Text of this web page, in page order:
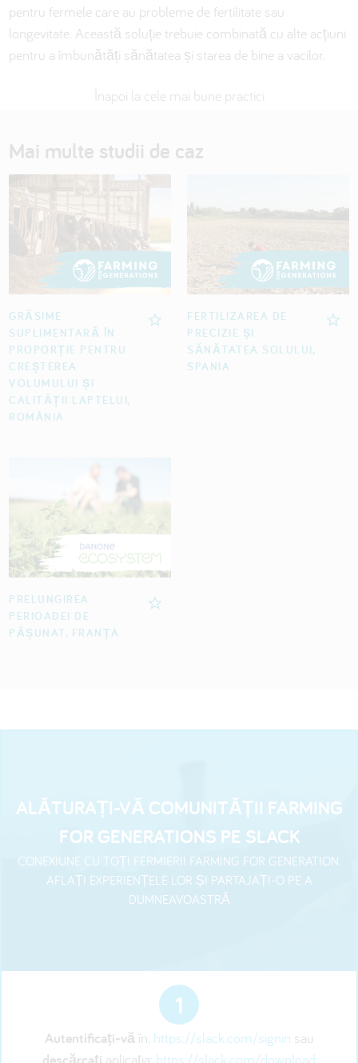
pentru fermele care au probleme de fertilitate sau
longevitate. Această soluție trebuie combinată cu alte acțiuni
pentru a îmbunătăți sănătatea și starea de bine a vacilor.
Înapoi la cele mai bune practici
Mai multe studii de caz
GRĂSIME
SUPLIMENTARĂ ÎN
PROPORȚIE PENTRU
CREȘTEREA
VOLUMULUI ȘI
CALITĂȚII LAPTELUI,
ROMÂNIA
FERTILIZAREA DE
PRECIZIE ȘI
SĂNĂTATEA SOLULUI,
SPANIA
PRELUNGIREA
PERIOADEI DE
PĂȘUNAT, FRANȚA
ALĂTURAȚI-VĂ COMUNITĂȚII FARMING
FOR GENERATIONS PE SLACK
CONEXIUNE CU TOȚI FERMIERII FARMING FOR GENERATION.
AFLAȚI EXPERIENȚELE LOR ȘI PARTAJAȚI-O PE A
DUMNEAVOASTRĂ
1
Autentificați-vă în: https://slack.com/signin sau
descărcați aplicația: https://slack.com/download